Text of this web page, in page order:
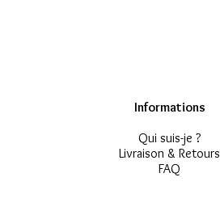
Informations
Qui suis-je ?
Livraison & Retours
FAQ